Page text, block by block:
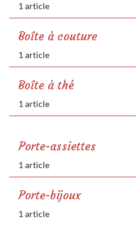
1 article
Boîte à couture
1 article
Boîte à thé
1 article
Porte-assiettes
1 article
Porte-bijoux
1 article